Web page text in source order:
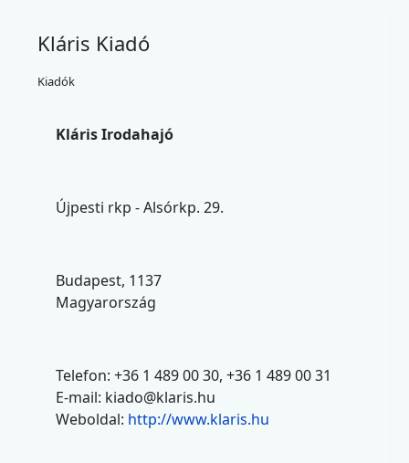
Kláris Kiadó
Kiadók
Kláris Irodahajó
Újpesti rkp - Alsórkp. 29.
Budapest, 1137
Magyarország
Telefon: +36 1 489 00 30, +36 1 489 00 31
E-mail: kiado@klaris.hu
Weboldal: http://www.klaris.hu